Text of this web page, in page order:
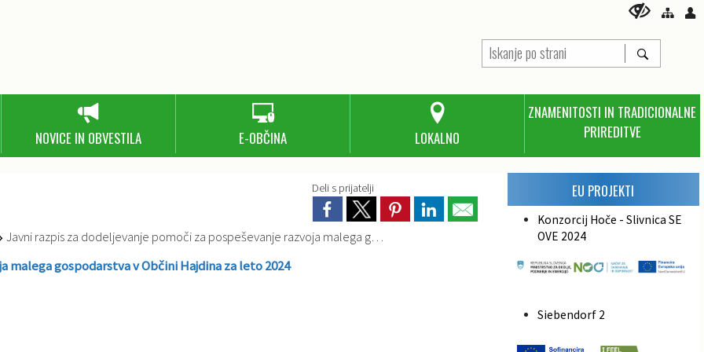
NOVICE IN OBVESTILA E-OBČINA LOKALNO
ZNAMENITOSTI IN TRADICIONALNE
PRIREDITVE
Deli s prijatelji
Javni razpis za dodeljevanje pomoči za pospeševanje razvoja malega gospodarstva v Občini Hajdina za leto 2024
malega gospodarstva v Občini Hajdina za leto 2024
EU PROJEKTI
Konzorcij Hoče - Slivnica SE
OVE 2024
Siebendorf 2